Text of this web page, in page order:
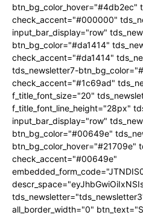
btn_bg_color_hover="#4db2ec"
check_accent="#000000"
input_bar_display="row"
btn_bg_color="#da1414"
check_accent="#da1414"
tds_newsletter7-
check_accent="#1c69ad"
f_title_font_size="20"
f_title_font_line_height="28px"
input_bar_display="row"
btn_bg_color="#00649e"
btn_bg_color_hover="#21709e"
check_accent="#00649e"
all_border_width="0"